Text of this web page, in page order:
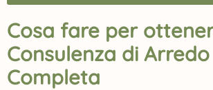
Cosa fare per
Consulenza di Arredo
Completa